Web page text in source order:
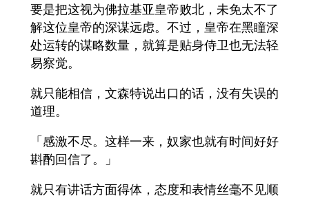
要是把这视为佛拉基亚皇帝败北，未免太不了
解这位皇帝的深谋远虑。不过，皇帝在黑瞳深
处运转的谋略数量，就算是贴身侍卫也无法轻
易察觉。
就只能相信，文森特说出口的话，没有失误的
道理。
「感激不尽。这样一来，奴家也就有时间好好
斟酌回信了。」
就只有讲话方面得体，态度和表情丝毫不见顺